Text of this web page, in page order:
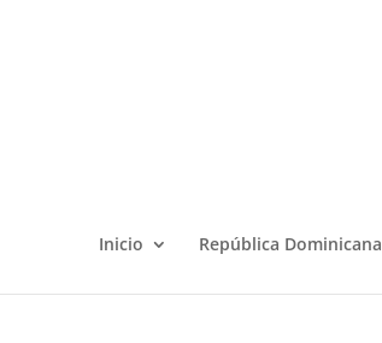
Inicio República Dominicana